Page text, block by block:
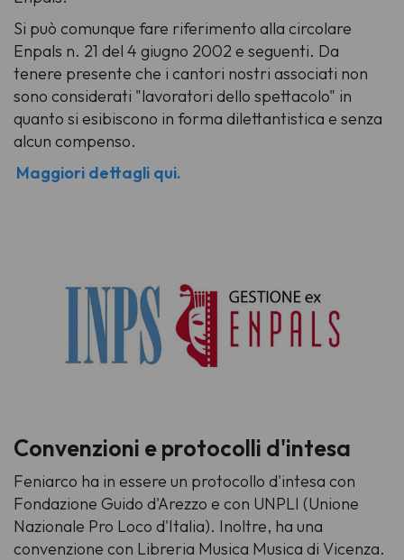
Si può comunque fare riferimento alla circolare
Enpals n. 21 del 4 giugno 2002 e seguenti. Da
tenere presente che i cantori nostri associati non
sono considerati "lavoratori dello spettacolo" in
quanto si esibiscono in forma dilettantistica e senza
alcun compenso.
Maggiori dettagli qui.
Convenzioni e protocolli d'intesa
Feniarco ha in essere un protocollo d'intesa con
Fondazione Guido d'Arezzo e con UNPLI (Unione
Nazionale Pro Loco d'Italia). Inoltre, ha una
convenzione con Libreria Musica Musica di Vicenza.